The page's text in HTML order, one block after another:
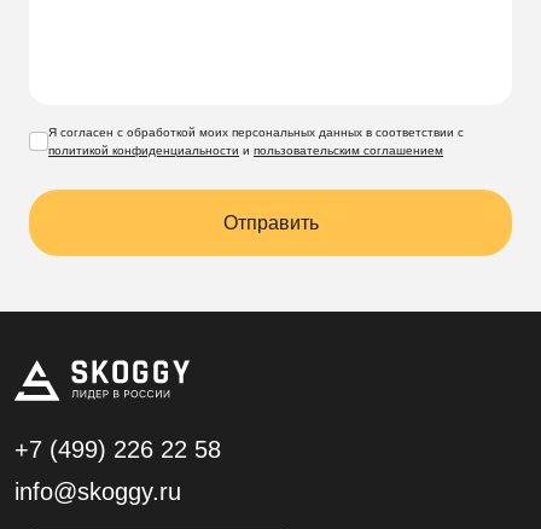
Я согласен с обработкой моих персональных данных в соответствии с
политикой конфиденциальности и пользовательским соглашением
Отправить
+7 (499) 226 22 58
info@skoggy.ru